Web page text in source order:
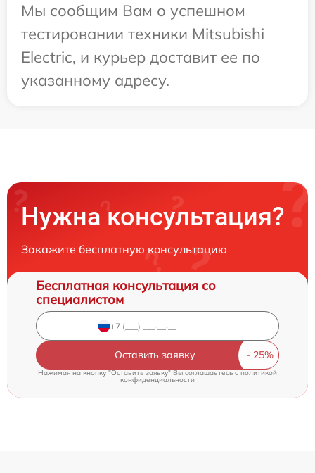
Мы сообщим Вам о успешном
тестировании техники Mitsubishi
Electric, и курьер доставит ее по
указанному адресу.
Нужна консультация?
Закажите бесплатную консультацию
Бесплатная консультация со
специалистом
Оставить заявку
Нажимая на кнопку "Оставить заявку" Вы соглашаетесь c политикой
конфиденциальности